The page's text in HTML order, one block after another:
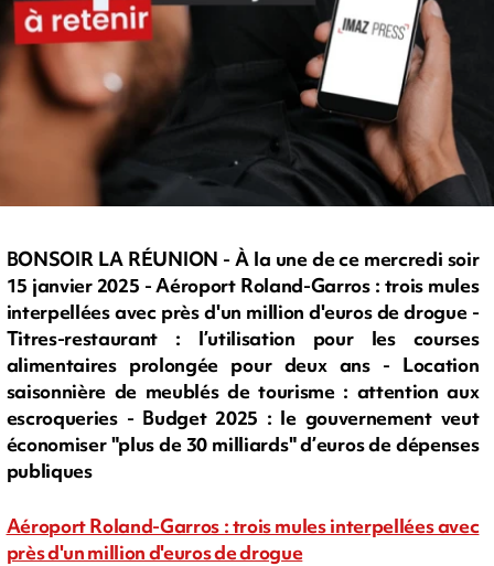
BONSOIR LA RÉUNION - À la une de ce mercredi soir
15 janvier 2025 - Aéroport Roland-Garros : trois mules
interpellées avec près d'un million d'euros de drogue -
Titres-restaurant : l’utilisation pour les courses
alimentaires prolongée pour deux ans - Location
saisonnière de meublés de tourisme : attention aux
escroqueries - Budget 2025 : le gouvernement veut
économiser "plus de 30 milliards" d’euros de dépenses
publiques
Aéroport Roland-Garros : trois mules interpellées avec
près d'un million d'euros de drogue